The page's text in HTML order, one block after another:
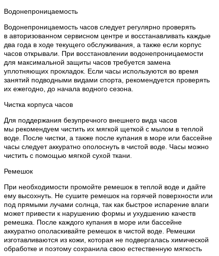
Водонепроницаемость
Водонепроницаемость часов следует регулярно проверять
в авторизованном сервисном центре и восстанавливать каждые
два года в ходе текущего обслуживания, а также если корпус
часов открывали. При восстановлении водонепроницаемости
для максимальной защиты часов требуется замена
уплотняющих прокладок. Если часы используются во время
занятий подводными видами спорта, рекомендуется проверять
их ежегодно, до начала водного сезона.
Чистка корпуса часов
Для поддержания безупречного внешнего вида часов
мы рекомендуем чистить их мягкой щеткой с мылом в теплой
воде. После чистки, а также после купания в море или бассейне
часы следует аккуратно ополоснуть в чистой воде. Часы можно
чистить с помощью мягкой сухой ткани.
Ремешок
При необходимости промойте ремешок в теплой воде и дайте
ему высохнуть. Не сушите ремешок на горячей поверхности или
под прямыми лучами солнца, так как быстрое испарение влаги
может привести к нарушению формы и ухудшению качеств
ремешка. После каждого купания в море или бассейне
аккуратно ополаскивайте ремешок в чистой воде. Ремешки
изготавливаются из кожи, которая не подвергалась химической
обработке и поэтому сохранила свою естественную мягкость